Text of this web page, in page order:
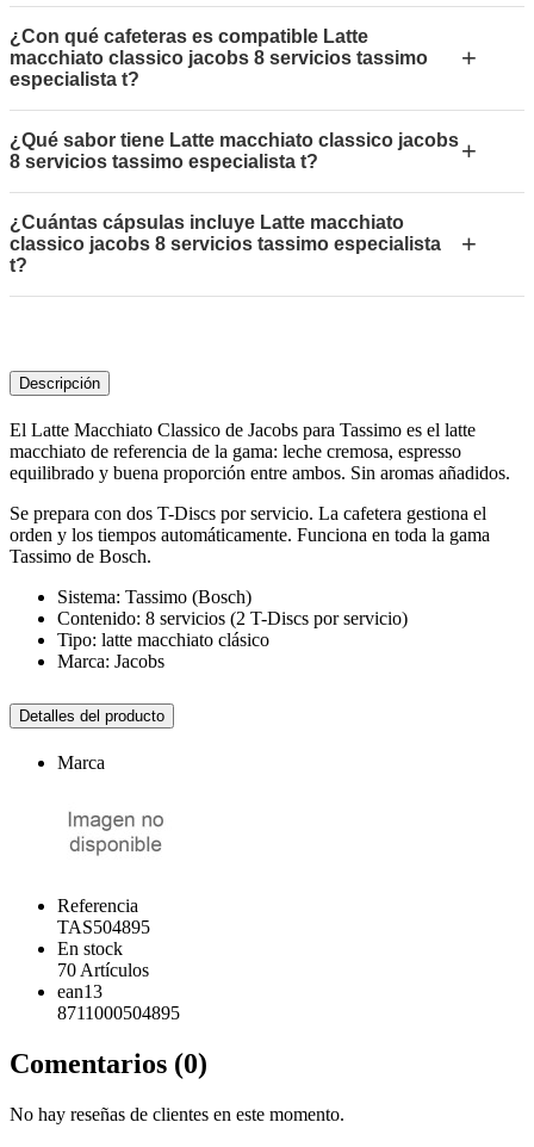
¿Con qué cafeteras es compatible Latte
macchiato classico jacobs 8 servicios tassimo
especialista t?
+
¿Qué sabor tiene Latte macchiato classico jacobs
8 servicios tassimo especialista t?
+
¿Cuántas cápsulas incluye Latte macchiato
classico jacobs 8 servicios tassimo especialista
t?
+
Descripción
El Latte Macchiato Classico de Jacobs para Tassimo es el latte
macchiato de referencia de la gama: leche cremosa, espresso
equilibrado y buena proporción entre ambos. Sin aromas añadidos.
Se prepara con dos T-Discs por servicio. La cafetera gestiona el
orden y los tiempos automáticamente. Funciona en toda la gama
Tassimo de Bosch.
Sistema: Tassimo (Bosch)
Contenido: 8 servicios (2 T-Discs por servicio)
Tipo: latte macchiato clásico
Marca: Jacobs
Detalles del producto
Marca
Referencia
TAS504895
En stock
70 Artículos
ean13
8711000504895
Comentarios (0)
No hay reseñas de clientes en este momento.